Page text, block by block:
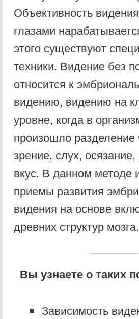
Объективность
глазами
этого существуют
техники. Видение без
относится к
видению, видению на
уровне, когда в
произошло разделение
зрение, слух,
вкус. В данном методе
приемы развития
видения на основе
древних структур мозга.
Вы узнаете о таких
Зависимость